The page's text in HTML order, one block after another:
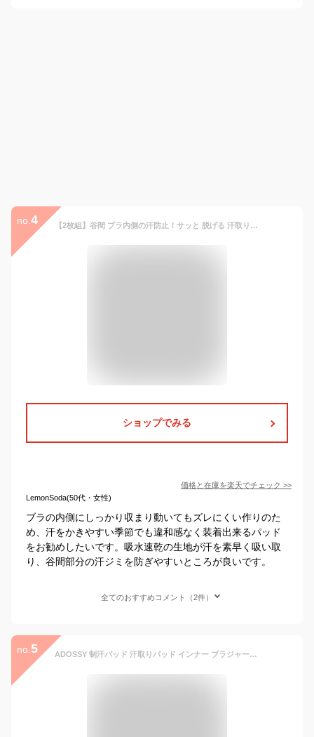
no. 4 【2枚組】谷間 ブラ内側の汗防止！サッと 脱げる 汗取りパッド （脱げるんジャー）【SNSで話題】サラリスト ベルメゾン ◆ M〜L ◆◇ 汗取りインナー ブラの下 レディース 女性 汗 インナー 肌着 汗取り 肌着 レディースインナー 夏 パッド 吸水 速乾 吸水速乾 ◇
ショップでみる
価格と在庫を楽天でチェック >>
LemonSoda(50代・女性)
ブラの内側にしっかり収まり動いてもズレにくい作りのた
め、汗をかきやすい季節でも違和感なく装着出来るパッド
をお勧めしたいです。吸水速乾の生地が汗を素早く吸い取
り、谷間部分の汗ジミを防ぎやすいところが良いです。
全てのおすすめコメント（2件）
no. 5 ADOSSY 制汗パッド 汗取りパッド インナー ブラジャー ショーツ 用 汗対策 汗染み防止 繰り返し使える 洗える 汗ジミ防止 セット (ブラジャー用 10枚セット)